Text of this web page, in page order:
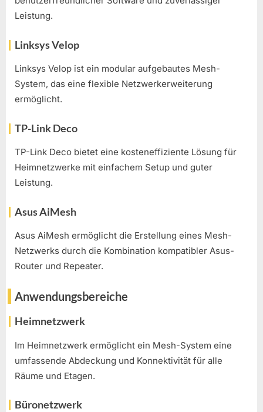
Leistung.
Linksys Velop
Linksys Velop ist ein modular aufgebautes Mesh-
System, das eine flexible Netzwerkerweiterung
ermöglicht.
TP-Link Deco
TP-Link Deco bietet eine kosteneffiziente Lösung für
Heimnetzwerke mit einfachem Setup und guter
Leistung.
Asus AiMesh
Asus AiMesh ermöglicht die Erstellung eines Mesh-
Netzwerks durch die Kombination kompatibler Asus-
Router und Repeater.
Anwendungsbereiche
Heimnetzwerk
Im Heimnetzwerk ermöglicht ein Mesh-System eine
umfassende Abdeckung und Konnektivität für alle
Räume und Etagen.
Büronetzwerk